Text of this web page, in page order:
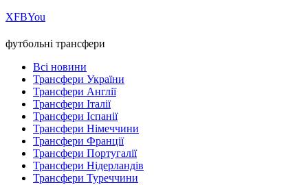
ХFBYou
футбольні трансфери
Всі новини
Трансфери України
Трансфери Англії
Трансфери Італії
Трансфери Іспанії
Трансфери Німеччини
Трансфери Франції
Трансфери Португалії
Трансфери Нідерландів
Трансфери Туреччини